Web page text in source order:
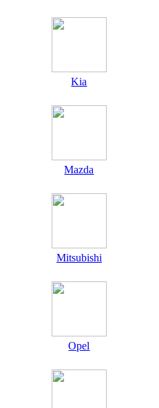
Kia
Mazda
Mitsubishi
Opel